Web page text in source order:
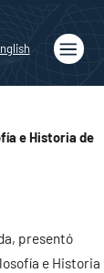
e Historia de
presentó
e Historia